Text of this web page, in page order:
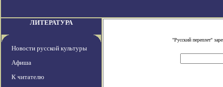
ЛИТЕРАТУРА
Новости русской культуры
Афиша
К читателю
"Русский переплет"